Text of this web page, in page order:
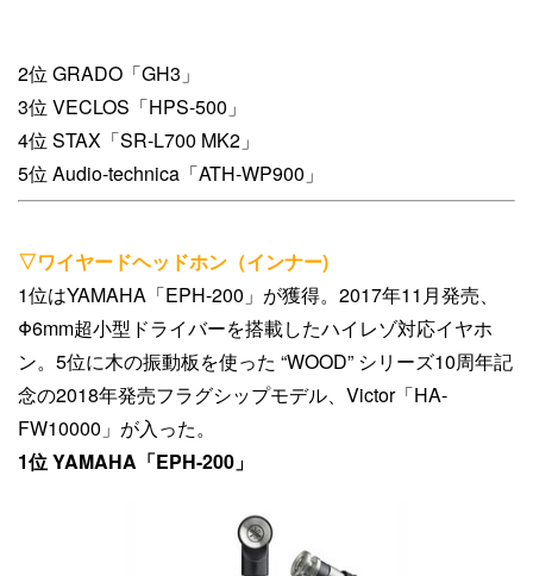
2位 GRADO「GH3」
3位 VECLOS「HPS-500」
4位 STAX「SR-L700 MK2」
5位 Audio-technica「ATH-WP900」
▽ワイヤードヘッドホン（インナー)
1位はYAMAHA「EPH-200」が獲得。2017年11月発売、
Φ6mm超小型ドライバーを搭載したハイレゾ対応イヤホ
ン。5位に木の振動板を使った “WOOD” シリーズ10周年記
念の2018年発売フラグシップモデル、Victor「HA-
FW10000」が入った。
1位 YAMAHA「EPH-200」